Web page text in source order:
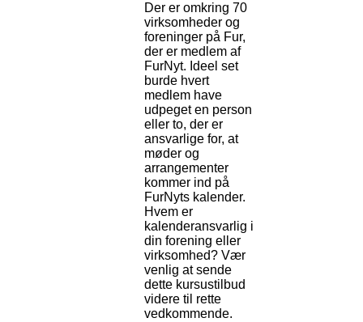
Der er omkring 70
virksomheder og
foreninger på Fur,
der er medlem af
FurNyt. Ideel set
burde hvert
medlem have
udpeget en person
eller to, der er
ansvarlige for, at
møder og
arrangementer
kommer ind på
FurNyts kalender.
Hvem er
kalenderansvarlig i
din forening eller
virksomhed? Vær
venlig at sende
dette kursustilbud
videre til rette
vedkommende.